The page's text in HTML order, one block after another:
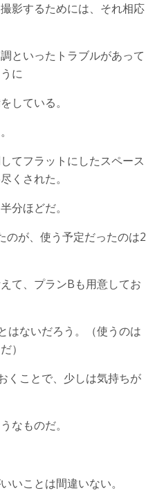
影するためには、それ相応
といったトラブルがあって
に
している。
てフラットにしたスペース
くされた。
分ほどだ。
のが、使う予定だったのは2
て、プランBも用意してお
はないだろう。（使うのは
）
くことで、少しは気持ちが
なものだ。
いことは間違いない。